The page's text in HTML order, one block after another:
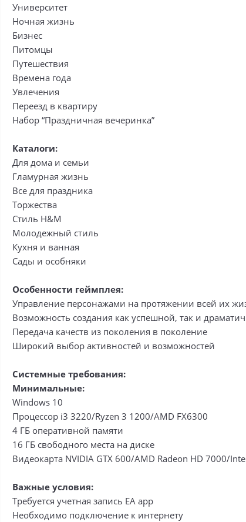
Университет
Ночная жизнь
Бизнес
Питомцы
Путешествия
Времена года
Увлечения
Переезд в квартиру
Набор “Праздничная вечеринка”
Каталоги:
Для дома и семьи
Гламурная жизнь
Все для праздника
Торжества
Стиль H&M
Молодежный стиль
Кухня и ванная
Сады и особняки
Особенности геймплея:
Управление персонажами на протяжении всей их
Возможность создания как успешной, так и
Передача качеств из поколения в поколение
Широкий выбор активностей и возможностей
Системные требования:
Минимальные:
Windows 10
Процессор i3 3220/Ryzen 3 1200/AMD FX6300
4 ГБ оперативной памяти
16 ГБ свободного места на диске
Видеокарта NVIDIA GTX 600/AMD Radeon HD 7000/
Важные условия:
Требуется учетная запись EA app
Необходимо подключение к интернету